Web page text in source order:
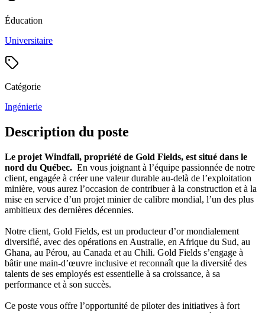
Éducation
Universitaire
Catégorie
Ingénierie
Description du poste
Le projet Windfall, propriété de Gold Fields, est situé dans le
nord du Québec. En vous joignant à l’équipe passionnée de notre
client, engagée à créer une valeur durable au-delà de l’exploitation
minière, vous aurez l’occasion de contribuer à la construction et à la
mise en service d’un projet minier de calibre mondial, l’un des plus
ambitieux des dernières décennies.
Notre client, Gold Fields, est un producteur d’or mondialement
diversifié, avec des opérations en Australie, en Afrique du Sud, au
Ghana, au Pérou, au Canada et au Chili. Gold Fields s’engage à
bâtir une main-d’œuvre inclusive et reconnaît que la diversité des
talents de ses employés est essentielle à sa croissance, à sa
performance et à son succès.
Ce poste vous offre l’opportunité de piloter des initiatives à fort